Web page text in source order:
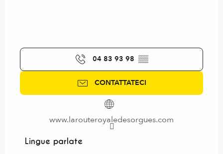
04 83 93 98 ▒▒
CONTATTATECI
www.larouteroyaledesorgues.com
Lingue parlate
Lingue parlate